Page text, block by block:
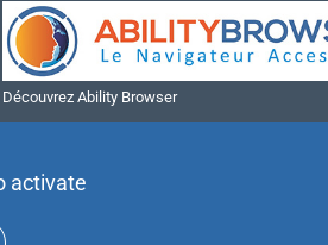
Découvrez Ability Browser
activate